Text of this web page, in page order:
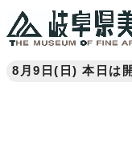
8月9日(日) 本日は